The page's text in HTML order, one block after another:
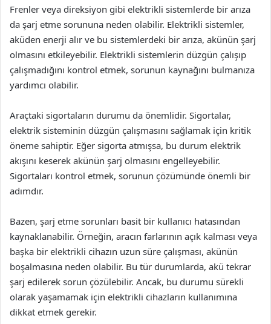
Frenler veya direksiyon gibi elektrikli sistemlerde bir arıza
da şarj etme sorununa neden olabilir. Elektrikli sistemler,
aküden enerji alır ve bu sistemlerdeki bir arıza, akünün şarj
olmasını etkileyebilir. Elektrikli sistemlerin düzgün çalışıp
çalışmadığını kontrol etmek, sorunun kaynağını bulmanıza
yardımcı olabilir.
Araçtaki sigortaların durumu da önemlidir. Sigortalar,
elektrik sisteminin düzgün çalışmasını sağlamak için kritik
öneme sahiptir. Eğer sigorta atmışsa, bu durum elektrik
akışını keserek akünün şarj olmasını engelleyebilir.
Sigortaları kontrol etmek, sorunun çözümünde önemli bir
adımdır.
Bazen, şarj etme sorunları basit bir kullanıcı hatasından
kaynaklanabilir. Örneğin, aracın farlarının açık kalması veya
başka bir elektrikli cihazın uzun süre çalışması, akünün
boşalmasına neden olabilir. Bu tür durumlarda, akü tekrar
şarj edilerek sorun çözülebilir. Ancak, bu durumu sürekli
olarak yaşamamak için elektrikli cihazların kullanımına
dikkat etmek gerekir.